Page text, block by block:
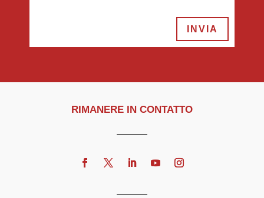
INVIA
RIMANERE IN CONTATTO